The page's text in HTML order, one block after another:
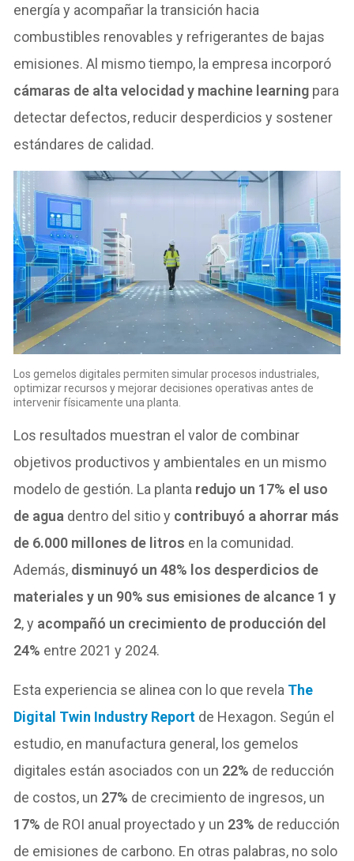
energía y acompañar la transición hacia
combustibles renovables y refrigerantes de bajas
emisiones. Al mismo tiempo, la empresa incorporó
cámaras de alta velocidad y machine learning para
detectar defectos, reducir desperdicios y sostener
estándares de calidad.
Los gemelos digitales permiten simular procesos industriales,
optimizar recursos y mejorar decisiones operativas antes de
intervenir físicamente una planta.
Los resultados muestran el valor de combinar
objetivos productivos y ambientales en un mismo
modelo de gestión. La planta redujo un 17% el uso
de agua dentro del sitio y contribuyó a ahorrar más
de 6.000 millones de litros en la comunidad.
Además, disminuyó un 48% los desperdicios de
materiales y un 90% sus emisiones de alcance 1 y
2, y acompañó un crecimiento de producción del
24% entre 2021 y 2024.
Esta experiencia se alinea con lo que revela The
Digital Twin Industry Report de Hexagon. Según el
estudio, en manufactura general, los gemelos
digitales están asociados con un 22% de reducción
de costos, un 27% de crecimiento de ingresos, un
17% de ROI anual proyectado y un 23% de reducción
de emisiones de carbono. En otras palabras, no solo